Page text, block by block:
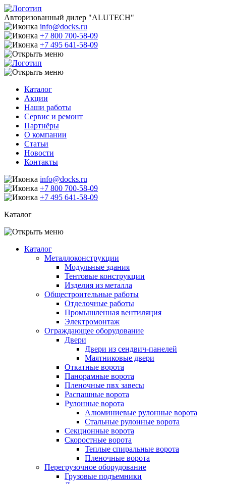
Авторизованный дилер "ALUTECH"
info@docks.ru
+7 800 700-58-09
+7 495 641-58-09
Каталог
Акции
Наши работы
Сервис и ремонт
Партнёры
О компании
Статьи
Новости
Контакты
info@docks.ru
+7 800 700-58-09
+7 495 641-58-09
Каталог
Каталог
Металлоконструкции
Модульные здания
Тентовые конструкции
Изделия из металла
Общестроительные работы
Отделочные работы
Промышленная вентиляция
Электромонтаж
Ограждающее оборудование
Двери
Двери из сендвич-панелей
Маятниковые двери
Откатные ворота
Панорамные ворота
Пленочные пвх завесы
Распашные ворота
Рулонные ворота
Алюминиевые рулонные ворота
Стальные рулонные ворота
Секционные ворота
Скоростные ворота
Теплые спиральные ворота
Пленочные ворота
Перегрузочное оборудование
Грузовые подъемники